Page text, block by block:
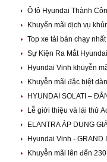
Ô tô Hyundai Thành
Khuyến mãi dịch vụ
Top xe tải bán chạy
Sự Kiện Ra Mắt
Hyundai Vinh khuyễn
Khuyễn mãi đặc biệt
HYUNDAI SOLATI –
Lễ giới thiệu và lái thử
ELANTRA ÁP DỤNG
Hyundai Vinh - GRAND
Khuyễn mãi lên đến